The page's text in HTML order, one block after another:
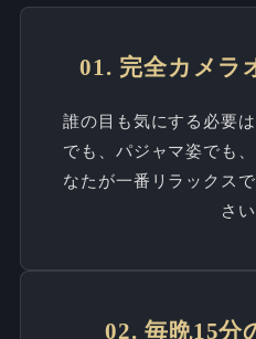
01. 完全カメラ
誰の目も気にする必要
でも、パジャマ姿でも
なたが一番リラックス
さい
02. 毎晩15分